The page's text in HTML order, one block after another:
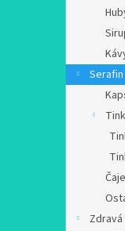
Serafin
Čaje